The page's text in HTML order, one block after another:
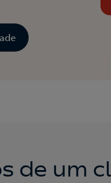
de um